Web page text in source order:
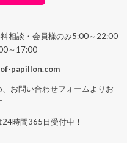
相談・会員様のみ5:00～22:00
～17:00
papillon.com
、お問い合わせフォームよりお
時間365日受付中！